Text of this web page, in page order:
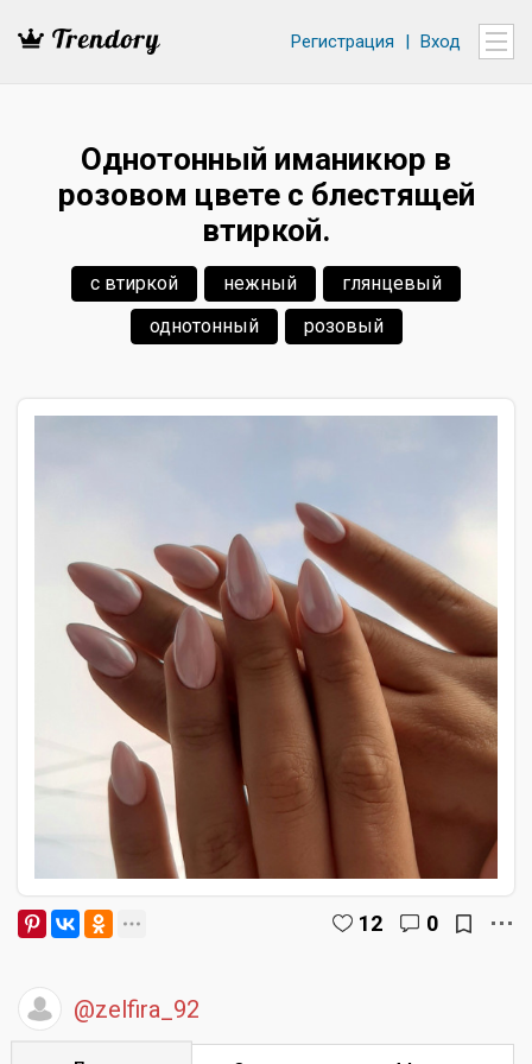
Регистрация | Вход
Однотонный иманикюр в
розовом цвете с блестящей
втиркой.
с втиркой нежный
глянцевый
однотонный
розовый
12 0
@zelfira_92